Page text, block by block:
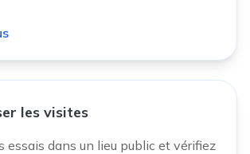
les visites
essais dans un lieu public et vérifiez